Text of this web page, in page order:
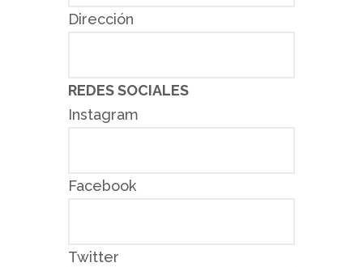
Dirección
REDES SOCIALES
Instagram
Facebook
Twitter